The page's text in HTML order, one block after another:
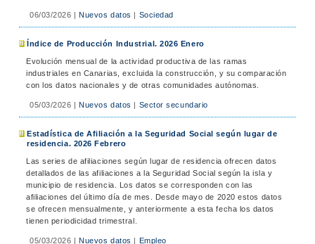
06/03/2026 |Nuevos datos | Sociedad
Índice de Producción Industrial. 2026 Enero
Evolución mensual de la actividad productiva de las ramas
industriales en Canarias, excluida la construcción, y su comparación
con los datos nacionales y de otras comunidades autónomas.
05/03/2026 |Nuevos datos | Sector secundario
Estadística de Afiliación a la Seguridad Social según lugar de
residencia. 2026 Febrero
Las series de afiliaciones según lugar de residencia ofrecen datos
detallados de las afiliaciones a la Seguridad Social según la isla y
municipio de residencia. Los datos se corresponden con las
afiliaciones del último día de mes. Desde mayo de 2020 estos datos
se ofrecen mensualmente, y anteriormente a esta fecha los datos
tienen periodicidad trimestral.
05/03/2026 |Nuevos datos | Empleo